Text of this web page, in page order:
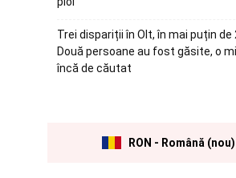
Trei dispariții în Olt, în mai puțin de
Două persoane au fost găsite, o
încă de căutat
RON - Română